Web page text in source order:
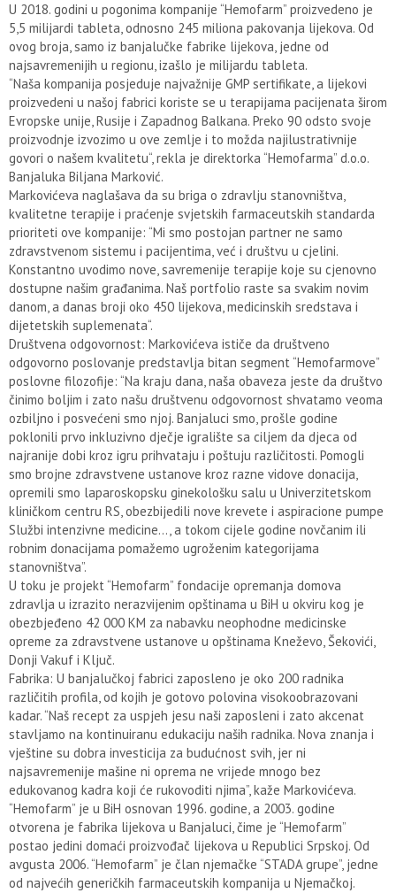
U 2018. godini u pogonima kompanije “Hemofarm” proizvedeno je
5,5 milijardi tableta, odnosno 245 miliona pakovanja lijekova. Od
ovog broja, samo iz banjalučke fabrike lijekova, jedne od
najsavremenijih u regionu, izašlo je milijardu tableta.
“Naša kompanija posjeduje najvažnije GMP sertifikate, a lijekovi
proizvedeni u našoj fabrici koriste se u terapijama pacijenata širom
Evropske unije, Rusije i Zapadnog Balkana. Preko 90 odsto svoje
proizvodnje izvozimo u ove zemlje i to možda najilustrativnije
govori o našem kvalitetu“, rekla je direktorka “Hemofarma” d.o.o.
Banjaluka Biljana Marković.
Markovićeva naglašava da su briga o zdravlju stanovništva,
kvalitetne terapije i praćenje svjetskih farmaceutskih standarda
prioriteti ove kompanije: “Mi smo postojan partner ne samo
zdravstvenom sistemu i pacijentima, već i društvu u cjelini.
Konstantno uvodimo nove, savremenije terapije koje su cjenovno
dostupne našim građanima. Naš portfolio raste sa svakim novim
danom, a danas broji oko 450 lijekova, medicinskih sredstava i
dijetetskih suplemenata“.
Društvena odgovornost: Markovićeva ističe da društveno
odgovorno poslovanje predstavlja bitan segment “Hemofarmove”
poslovne filozofije: “Na kraju dana, naša obaveza jeste da društvo
činimo boljim i zato našu društvenu odgovornost shvatamo veoma
ozbiljno i posvećeni smo njoj. Banjaluci smo, prošle godine
poklonili prvo inkluzivno dječje igralište sa ciljem da djeca od
najranije dobi kroz igru prihvataju i poštuju različitosti. Pomogli
smo brojne zdravstvene ustanove kroz razne vidove donacija,
opremili smo laparoskopsku ginekološku salu u Univerzitetskom
kliničkom centru RS, obezbijedili nove krevete i aspiracione pumpe
Službi intenzivne medicine..., a tokom cijele godine novčanim ili
robnim donacijama pomažemo ugroženim kategorijama
stanovništva”.
U toku je projekt “Hemofarm” fondacije opremanja domova
zdravlja u izrazito nerazvijenim opštinama u BiH u okviru kog je
obezbjeđeno 42 000 KM za nabavku neophodne medicinske
opreme za zdravstvene ustanove u opštinama Kneževo, Šekovići,
Donji Vakuf i Ključ.
Fabrika: U banjalučkoj fabrici zaposleno je oko 200 radnika
različitih profila, od kojih je gotovo polovina visokoobrazovani
kadar. “Naš recept za uspjeh jesu naši zaposleni i zato akcenat
stavljamo na kontinuiranu edukaciju naših radnika. Nova znanja i
vještine su dobra investicija za budućnost svih, jer ni
najsavremenije mašine ni oprema ne vrijede mnogo bez
edukovanog kadra koji će rukovoditi njima”, kaže Markovićeva.
“Hemofarm” je u BiH osnovan 1996. godine, a 2003. godine
otvorena je fabrika lijekova u Banjaluci, čime je “Hemofarm”
postao jedini domaći proizvođač lijekova u Republici Srpskoj. Od
avgusta 2006. “Hemofarm” je član njemačke “STADA grupe”, jedne
od najvećih generičkih farmaceutskih kompanija u Njemačkoj.